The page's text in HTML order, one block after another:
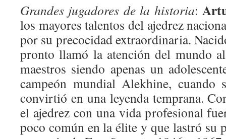
Grandes jugadores de la historia:
los mayores talentos del ajedrez
por su precocidad extraordinaria.
pronto llamó la atención del mundo
maestros siendo apenas un
campeón mundial Alekhine,
convirtió en una leyenda temprana.
el ajedrez con una vida profesional
poco común en la élite y que lastró su